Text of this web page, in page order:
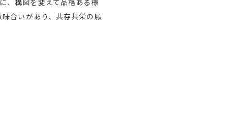
、構図を変えて品格ある様
合いがあり、共存共栄の願